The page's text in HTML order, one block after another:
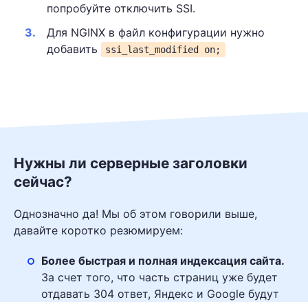
попробуйте отключить SSI.
Для NGINX в файл конфигурации нужно
добавить
ssi_last_modified on;
Нужны ли серверные заголовки
сейчас?
Однозначно да! Мы об этом говорили выше,
давайте коротко резюмируем:
Более быстрая и полная индексация сайта.
За счет того, что часть страниц уже будет
отдавать 304 ответ, Яндекс и Google будут